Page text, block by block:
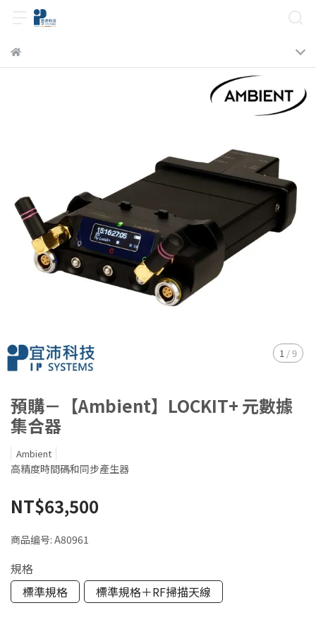
1 /9
預購－【Ambient】LOCKIT+ 元數據
集合器
Ambient
高精度時間碼和同步產生器
NT$63,500
商品编号: A80961
規格
標準規格
標準規格＋RF掃描天線